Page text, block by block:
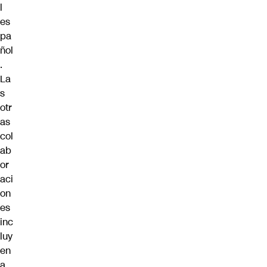
l
es
pa
ñol
.
La
s
otr
as
col
ab
or
aci
on
es
inc
luy
en